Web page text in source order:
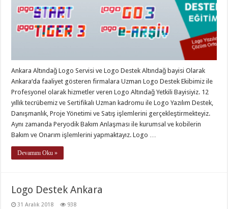
Ankara Altındağ Logo Servisi ve Logo Destek Altındağ bayisi Olarak
Ankara‘da faaliyet gösteren firmalara Uzman Logo Destek Ekibimiz ile
Profesyonel olarak hizmetler veren Logo Altındağ Yetkili Bayisiyiz. 12
yıllık tecrübemiz ve Sertifikalı Uzman kadromu ile Logo Yazılım Destek,
Danışmanlık, Proje Yönetimi ve Satış işlemlerini gerçekleştirmekteyiz.
Aynı zamanda Peryodik Bakım Anlaşması ile kurumsal ve kobilerin
Bakım ve Onarım işlemlerini yapmaktayız. Logo …
Devamını Oku »
Logo Destek Ankara
31 Aralık 2018 938